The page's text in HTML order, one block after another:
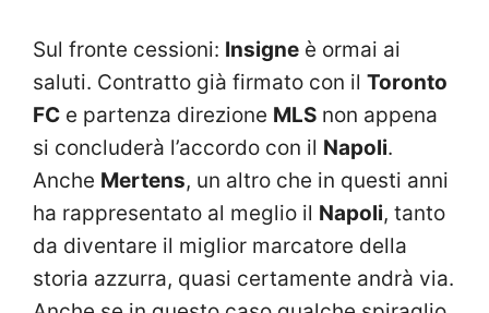
Sul fronte cessioni: Insigne è ormai ai
saluti. Contratto già firmato con il Toronto
FC e partenza direzione MLS non appena
si concluderà l’accordo con il Napoli.
Anche Mertens, un altro che in questi anni
ha rappresentato al meglio il Napoli, tanto
da diventare il miglior marcatore della
storia azzurra, quasi certamente andrà via.